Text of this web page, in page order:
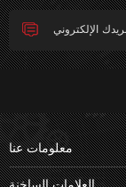
معلومات عنا